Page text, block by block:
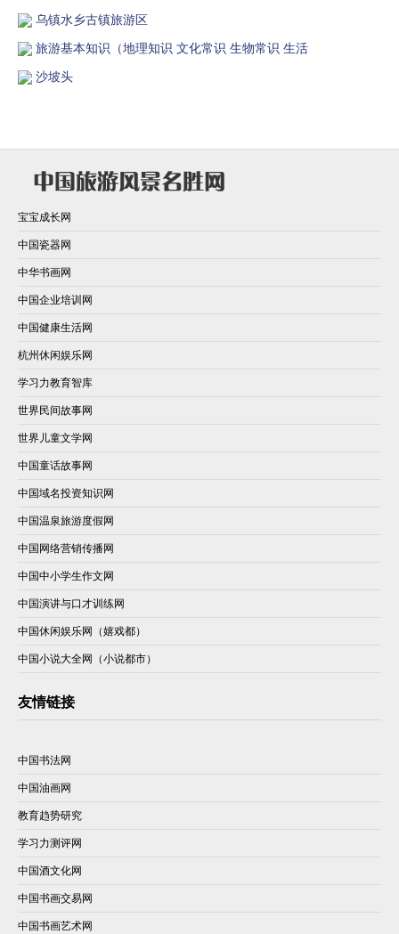
乌镇水乡古镇旅游区
旅游基本知识（地理知识 文化常识 生物常识 生活
沙坡头
宝宝成长网
中国瓷器网
中华书画网
中国企业培训网
中国健康生活网
杭州休闲娱乐网
学习力教育智库
世界民间故事网
世界儿童文学网
中国童话故事网
中国域名投资知识网
中国温泉旅游度假网
中国网络营销传播网
中国中小学生作文网
中国演讲与口才训练网
中国休闲娱乐网（嬉戏都）
中国小说大全网（小说都市）
友情链接
中国书法网
中国油画网
教育趋势研究
学习力测评网
中国酒文化网
中国书画交易网
中国书画艺术网